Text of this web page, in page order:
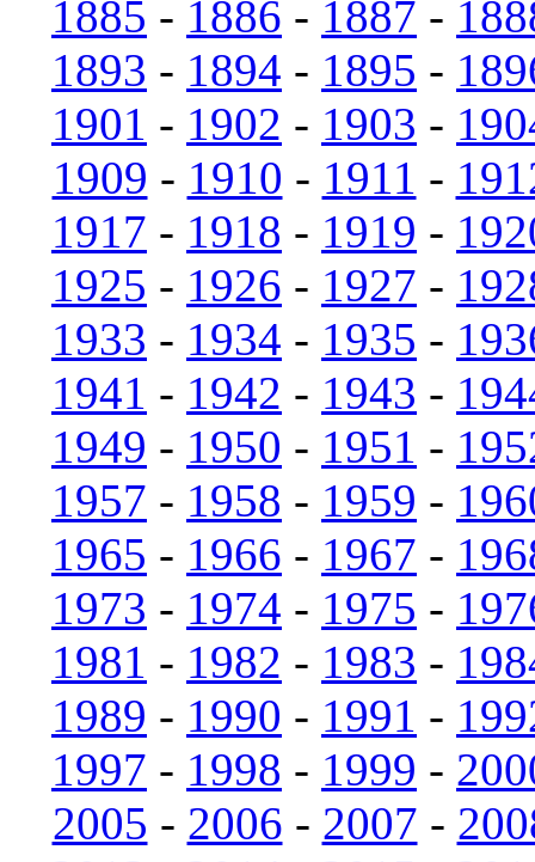
1885 - 1886 - 1887 -
1893 - 1894 - 1895 -
1901 - 1902 - 1903 -
1909 - 1910 - 1911 -
1917 - 1918 - 1919 -
1925 - 1926 - 1927 -
1933 - 1934 - 1935 -
1941 - 1942 - 1943 -
1949 - 1950 - 1951 -
1957 - 1958 - 1959 -
1965 - 1966 - 1967 -
1973 - 1974 - 1975 -
1981 - 1982 - 1983 -
1989 - 1990 - 1991 -
1997 - 1998 - 1999 -
2005 - 2006 - 2007 -